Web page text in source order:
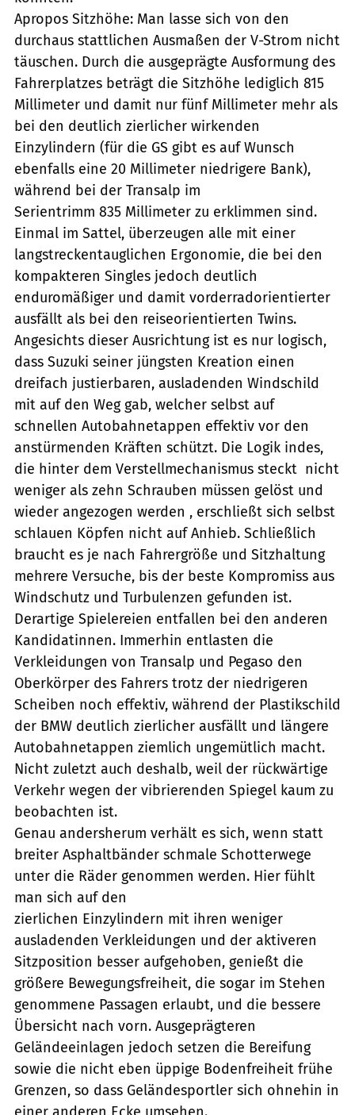
Apropos Sitzhöhe: Man lasse sich von den
durchaus stattlichen Ausmaßen der V-Strom nicht
täuschen. Durch die ausgeprägte Ausformung des
Fahrerplatzes beträgt die Sitzhöhe lediglich 815
Millimeter und damit nur fünf Millimeter mehr als
bei den deutlich zierlicher wirkenden
Einzylindern (für die GS gibt es auf Wunsch
ebenfalls eine 20 Millimeter niedrigere Bank),
während bei der Transalp im
Serientrimm 835 Millimeter zu erklimmen sind.
Einmal im Sattel, überzeugen alle mit einer
langstreckentauglichen Ergonomie, die bei den
kompakteren Singles jedoch deutlich
enduromäßiger und damit vorderradorientierter
ausfällt als bei den reiseorientierten Twins.
Angesichts dieser Ausrichtung ist es nur logisch,
dass Suzuki seiner jüngsten Kreation einen
dreifach justierbaren, ausladenden Windschild
mit auf den Weg gab, welcher selbst auf
schnellen Autobahnetappen effektiv vor den
anstürmenden Kräften schützt. Die Logik indes,
die hinter dem Verstellmechanismus steckt  nicht
weniger als zehn Schrauben müssen gelöst und
wieder angezogen werden , erschließt sich selbst
schlauen Köpfen nicht auf Anhieb. Schließlich
braucht es je nach Fahrergröße und Sitzhaltung
mehrere Versuche, bis der beste Kompromiss aus
Windschutz und Turbulenzen gefunden ist.
Derartige Spielereien entfallen bei den anderen
Kandidatinnen. Immerhin entlasten die
Verkleidungen von Transalp und Pegaso den
Oberkörper des Fahrers trotz der niedrigeren
Scheiben noch effektiv, während der Plastikschild
der BMW deutlich zierlicher ausfällt und längere
Autobahnetappen ziemlich ungemütlich macht.
Nicht zuletzt auch deshalb, weil der rückwärtige
Verkehr wegen der vibrierenden Spiegel kaum zu
beobachten ist.
Genau andersherum verhält es sich, wenn statt
breiter Asphaltbänder schmale Schotterwege
unter die Räder genommen werden. Hier fühlt
man sich auf den
zierlichen Einzylindern mit ihren weniger
ausladenden Verkleidungen und der aktiveren
Sitzposition besser aufgehoben, genießt die
größere Bewegungsfreiheit, die sogar im Stehen
genommene Passagen erlaubt, und die bessere
Übersicht nach vorn. Ausgeprägteren
Geländeeinlagen jedoch setzen die Bereifung
sowie die nicht eben üppige Bodenfreiheit frühe
Grenzen, so dass Geländesportler sich ohnehin in